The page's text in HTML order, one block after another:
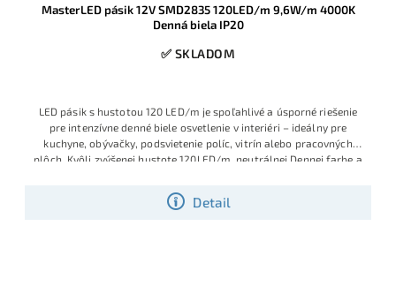
MasterLED pásik 12V SMD2835 120LED/m 9,6W/m 4000K
Denná biela IP20
✅ SKLADOM
Detail
LED pásik s hustotou 120 LED/m je spoľahlivé a úsporné riešenie
pre intenzívne denné biele osvetlenie v interiéri – ideálny pre
kuchyne, obývačky, podsvietenie políc, vitrín alebo pracovných
plôch. Kvôli zvýšenej hustote 120LED/m, neutrálnej Dennej farbe a
najviac používané SMD LED pásiky